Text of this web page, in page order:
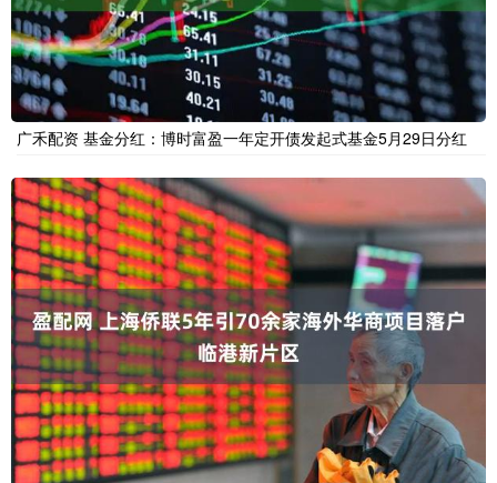
广禾配资 基金分红：博时富盈一年定开债发起式基金5月29日分红